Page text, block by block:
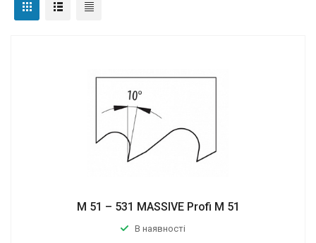
M 51 – 531 MASSIVE Profi M 51
В наявності